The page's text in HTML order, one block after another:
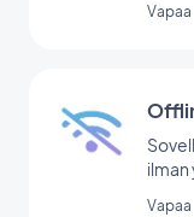
Vapaa
ilman
Vapaa